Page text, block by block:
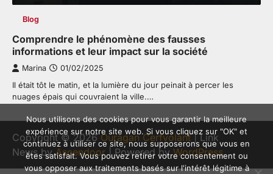
Blog
Comprendre le phénomène des fausses
informations et leur impact sur la société
Marina 01/02/2025
Il était tôt le matin, et la lumière du jour peinait à percer les
nuages épais qui couvraient la ville.…
Copyright © 2026Ouragan Cerfvolant| Link
News byAscendoor| Powered byWordPress.
Nous utilisons des cookies pour vous garantir la meilleure
expérience sur notre site web. Si vous cliquez sur "OK" et
continuez à utiliser ce site, nous supposerons que vous en
êtes satisfait. Vous pouvez retirer votre consentement ou
vous opposer aux traitements basés sur l'intérêt légitime à